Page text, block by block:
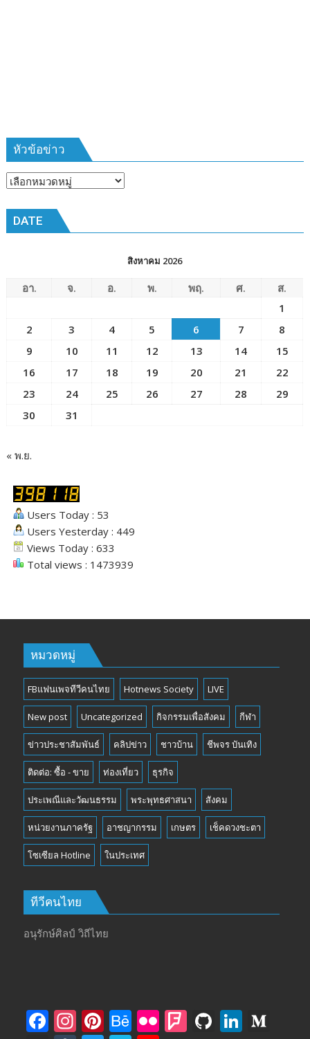
๒๕๖๙
หัวข้อข่าว
หัวข้อ
DATE
สิงหาคม 2026
อา. จ. อ. พ. พฤ. ศ.
ส.
1
2
3 4 5 6 7
8
9
10 11 12 13 14
15
16
17 18 19 20 21
22
23
24 25 26 27 28
29
30
31
« พ.ย.
Users Today : 53
Users Yesterday : 449
Views Today : 633
Total views : 1473939
หมวดหมู่
FBแฟนเพจทีวีคนไทย Hotnews Society LIVE
New post Uncategorized กิจกรรมเพื่อสังคม กีฬา
ข่าวประชาสัมพันธ์ คลิปข่าว ชาวบ้าน ชีพจร บันเทิง
ติดต่อ: ซื้อ - ขาย ท่องเที่ยว ธุรกิจ
ประเพณีและวัฒนธรรม พระพุทธศาสนา สังคม
หน่วยงานภาครัฐ อาชญากรรม เกษตร เช็คดวงชะตา
โซเซียล Hotline ในประเทศ
ทีวีคนไทย
อนุรักษ์ศิลป์ วิถีไทย
F In Pi B Fli F Gi Li